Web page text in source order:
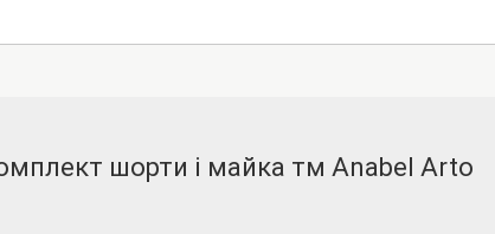
шорти і майка тм Anabel Arto